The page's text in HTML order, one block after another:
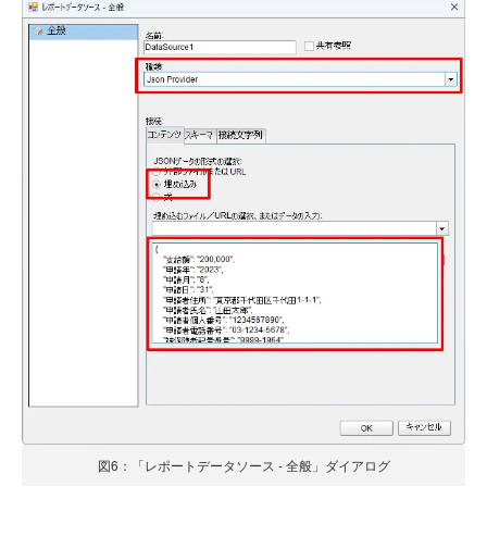
図6：「レポートデータソース - 全般」ダイアログ